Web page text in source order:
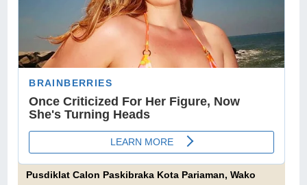
Pusdiklat Calon Paskibraka Kota Pariaman, Wako